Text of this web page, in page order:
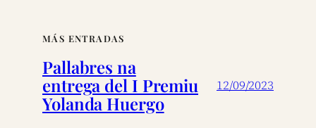
MÁS ENTRADAS
Pallabres na
entrega del I Premiu
Yolanda Huergo
12/09/2023